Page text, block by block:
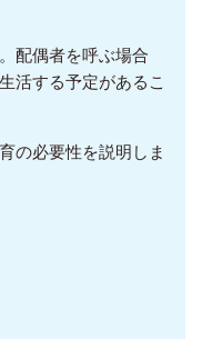
配偶者を呼ぶ場合
活する予定があるこ
の必要性を説明しま